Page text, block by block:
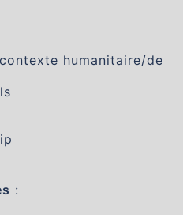
humanitaire/de
: